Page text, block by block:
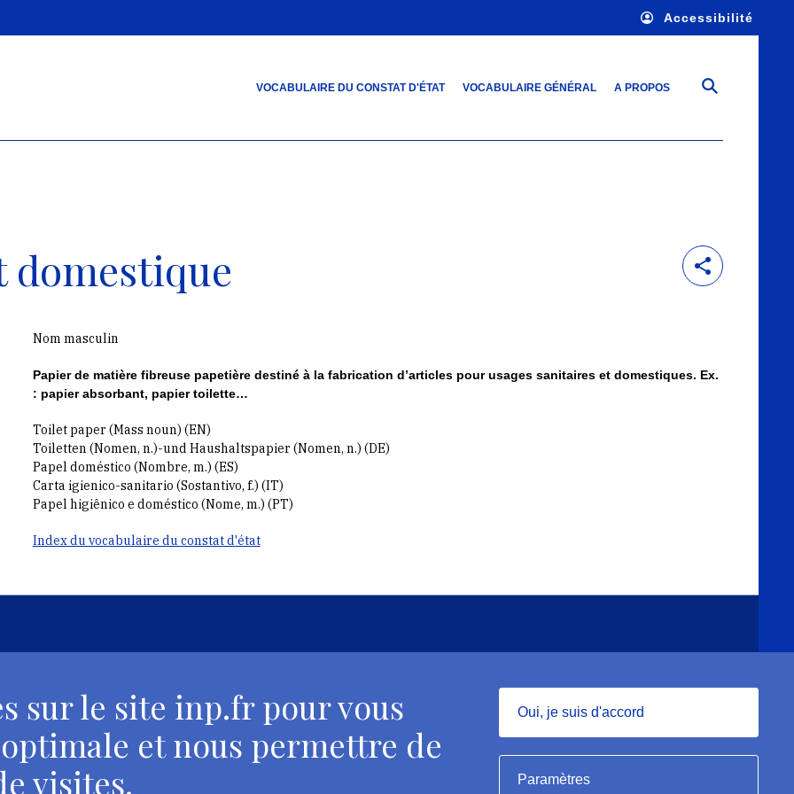
VOCABULAIRE DU CONSTAT D'ÉTAT VOCABULAIRE GÉNÉRAL A PROPOS
Accessibilité
domestique
Nom masculin
Papier de matière fibreuse papetière destiné à la fabrication d’articles pour usages sanitaires et domestiques. Ex.
: papier absorbant, papier toilette…
Toilet paper (Mass noun) (EN)
Toiletten (Nomen, n.)-und Haushaltspapier (Nomen, n.) (DE)
Papel doméstico (Nombre, m.) (ES)
Carta igienico-sanitario (Sostantivo, f.) (IT)
Papel higiênico e doméstico (Nome, m.) (PT)
Index du vocabulaire du constat d'état
sur le site inp.fr pour vous
et nous permettre de
visites.
Oui, je suis d'accord
Masquer
Paramètres